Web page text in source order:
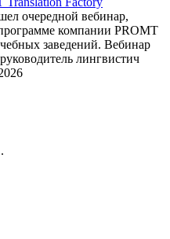
очередной вебинар,
компании PROMT
заведений. Вебинар
лингвистич